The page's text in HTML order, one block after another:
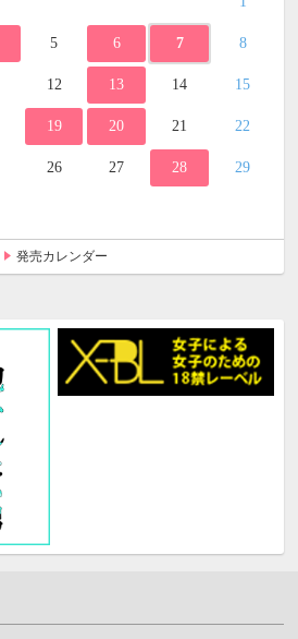
5 6 7 8
12 13 14 15
19 20 21 22
26 27 28 29
発売カレンダー